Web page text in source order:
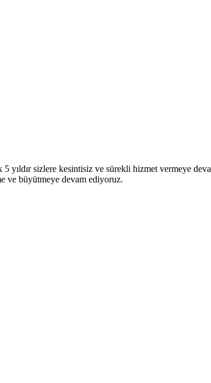
yıldır sizlere kesintisiz ve sürekli hizmet vermeye
ve büyütmeye devam ediyoruz.